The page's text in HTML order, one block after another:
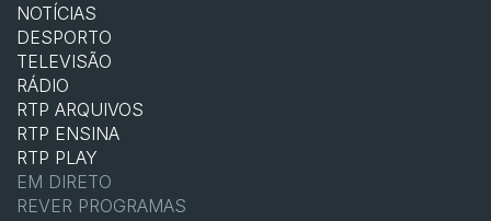
NOTÍCIAS
DESPORTO
TELEVISÃO
RÁDIO
RTP ARQUIVOS
RTP ENSINA
RTP PLAY
EM DIRETO
REVER PROGRAMAS